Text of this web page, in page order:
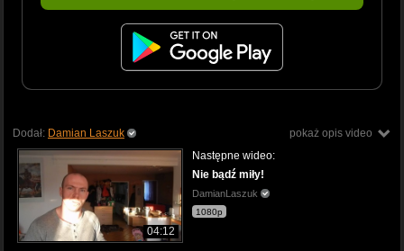
pokaż opis video
Dodał: Damian Laszuk
04:12
Następne wideo:
Nie bądź miły!
DamianLaszuk
1080p